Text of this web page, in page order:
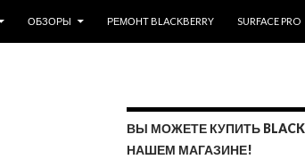
ОБЗОРЫ РЕМОНТ BLACKBERRY SURFACE PRO
ВЫ МОЖЕТЕ КУПИТЬ
НАШЕМ МАГАЗИНЕ!